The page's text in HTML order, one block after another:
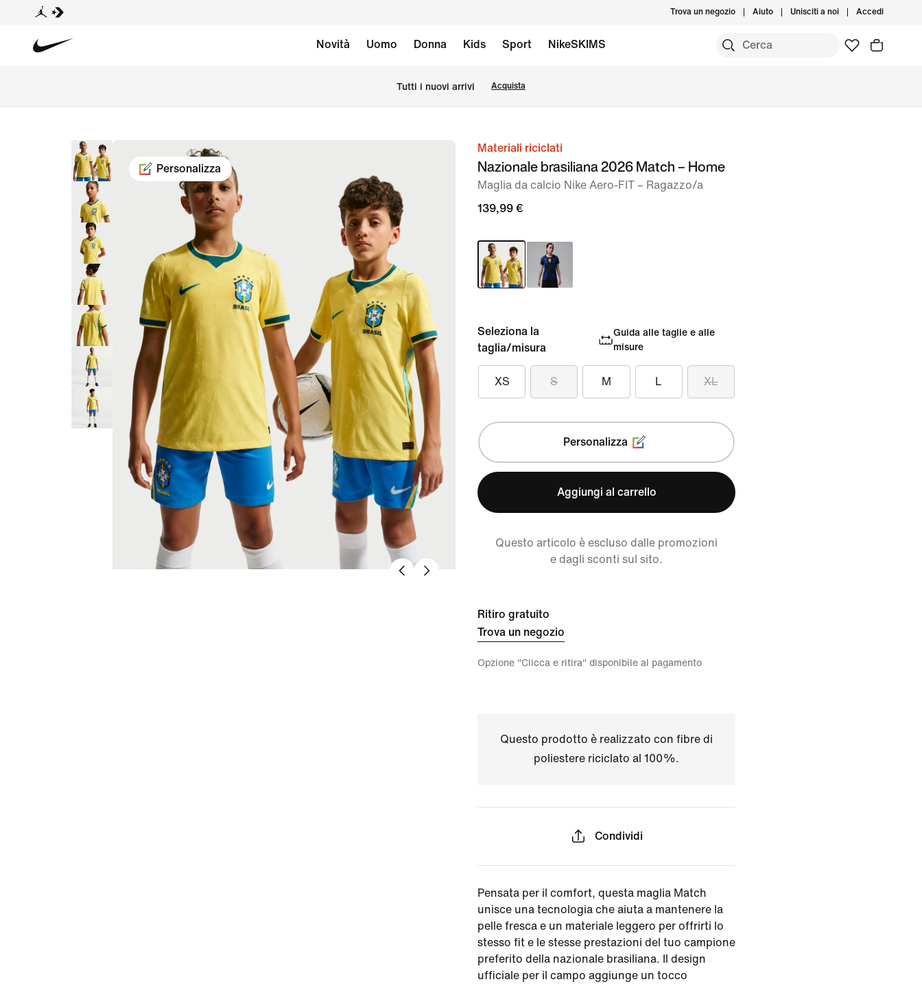
Trova un negozio Aiuto Unisciti a noi Accedi
Novità Uomo Donna Kids Sport NikeSKIMS
Tutti i nuovi arrivi Acquista
immagine
Personalizza
Materiali riciclati
Nazionale brasiliana 2026 Match – Home
Maglia da calcio Nike Aero-FIT – Ragazzo/a
139,99 €
Seleziona la
taglia/misura
Guida alle taglie e alle
misure
XS S M L XL
Personalizza
Aggiungi al carrello
Questo articolo è escluso dalle promozioni
e dagli sconti sul sito.
Ritiro gratuito
Trova un negozio
Opzione "Clicca e ritira" disponibile al pagamento
Questo prodotto è realizzato con fibre di
poliestere riciclato al 100%.
Condividi
Pensata per il comfort, questa maglia Match
unisce una tecnologia che aiuta a mantenere la
pelle fresca e un materiale leggero per offrirti lo
stesso fit e le stesse prestazioni del tuo campione
preferito della nazionale brasiliana. Il design
ufficiale per il campo aggiunge un tocco